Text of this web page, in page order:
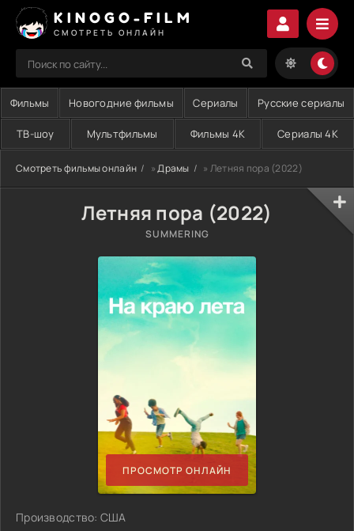
KINOGO-FILM
СМОТРЕТЬ ОНЛАЙН
Фильмы Новогодние фильмы Сериалы Русские сериалы
ТВ-шоу Мультфильмы Фильмы 4K Сериалы 4K
Смотреть фильмы онлайн »Драмы » Летняя пора (2022)
Летняя пора (2022)
SUMMERING
ПРОСМОТР ОНЛАЙН
Производство: США